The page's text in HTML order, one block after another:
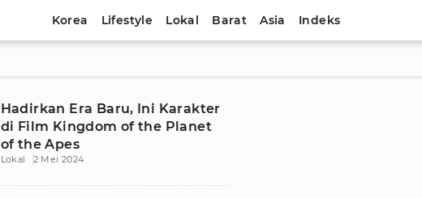
Korea Lifestyle Lokal Barat Asia Indeks
Hadirkan Era Baru, Ini Karakter
di Film Kingdom of the Planet
of the Apes
Lokal 2 Mei 2024